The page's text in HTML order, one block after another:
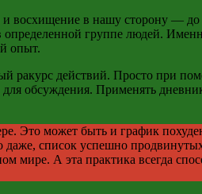
и восхищение в нашу сторону —
группе людей.
опыт.
ракурс действий. Просто при
обсуждения. Применять
Это может быть и график
список успешно
мире. А эта практика всегда